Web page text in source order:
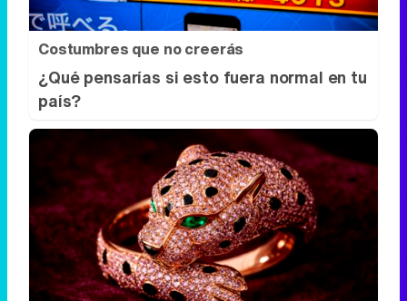
Costumbres que no creerás
¿Qué pensarías si esto fuera normal en tu
país?